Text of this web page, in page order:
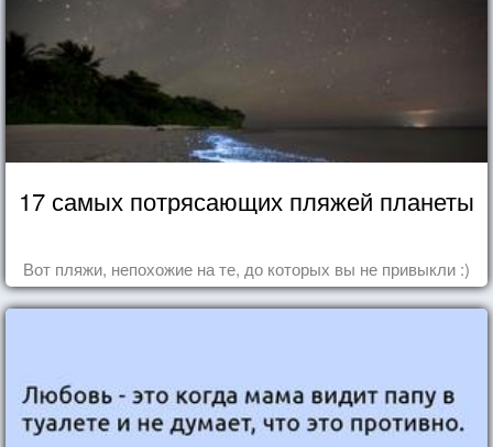
17 самых потрясающих пляжей планеты
Вот пляжи, непохожие на те, до которых вы не привыкли :)